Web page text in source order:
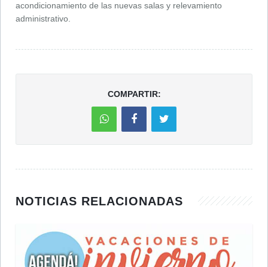
acondicionamiento de las nuevas salas y relevamiento
administrativo.
COMPARTIR:
NOTICIAS RELACIONADAS